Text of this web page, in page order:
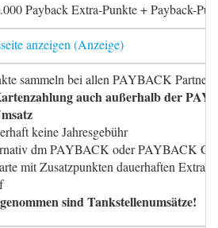
Payback Extra-Punkte + Payback-
anzeigen
sammeln bei allen PAYBACK
auch außerhalb der
keine Jahresgebühr
dm PAYBACK oder PAYBACK
mit Zusatzpunkten dauerhaften Extra-
sind Tankstellenumsätze!